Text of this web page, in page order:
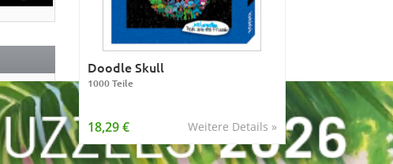
Doodle Skull
1000 Teile
Weitere Details »
18,29 €